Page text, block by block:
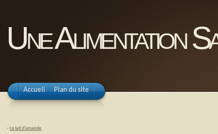
Une Alimentation
Accueil Plan du site
« Le lait d’amande